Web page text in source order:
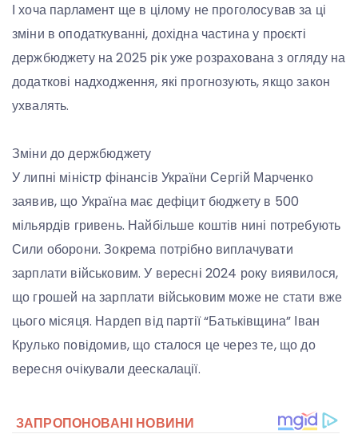
І хоча парламент ще в цілому не проголосував за ці
зміни в оподаткуванні, дохідна частина у проєкті
держбюджету на 2025 рік уже розрахована з огляду на
додаткові надходження, які прогнозують, якщо закон
ухвалять.
Зміни до держбюджету
У липні міністр фінансів України Сергій Марченко
заявив, що Україна має дефіцит бюджету в 500
мільярдів гривень. Найбільше коштів нині потребують
Сили оборони. Зокрема потрібно виплачувати
зарплати військовим. У вересні 2024 року виявилося,
що грошей на зарплати військовим може не стати вже
цього місяця. Нардеп від партії “Батьківщина” Іван
Крулько повідомив, що сталося це через те, що до
вересня очікували деескалації.